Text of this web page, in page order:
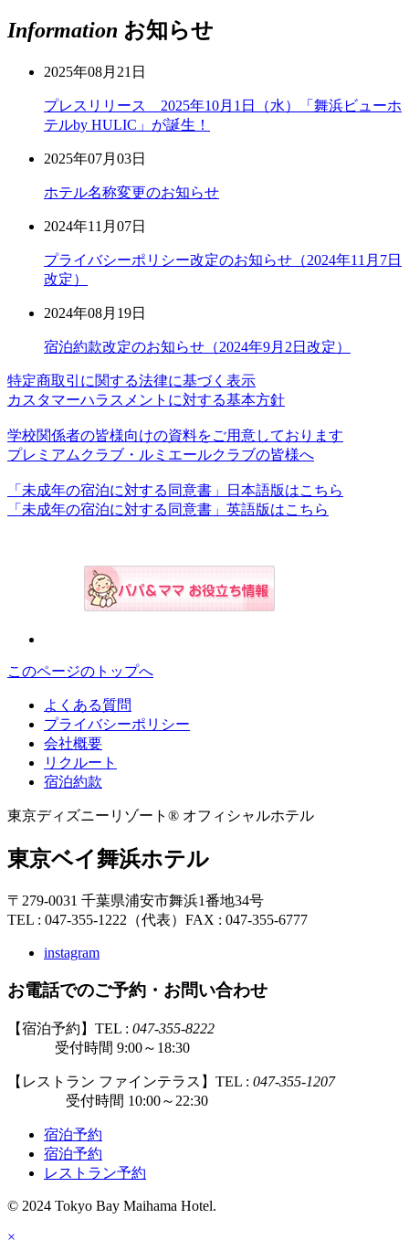
Information お知らせ
2025年08月21日
プレスリリース 2025年10月1日（水）「舞浜ビューホ
テルby HULIC」が誕生！
2025年07月03日
ホテル名称変更のお知らせ
2024年11月07日
プライバシーポリシー改定のお知らせ（2024年11月7日
改定）
2024年08月19日
宿泊約款改定のお知らせ（2024年9月2日改定）
特定商取引に関する法律に基づく表示
カスタマーハラスメントに対する基本方針
学校関係者の皆様向けの資料をご用意しております
プレミアムクラブ・ルミエールクラブの皆様へ
「未成年の宿泊に対する同意書」日本語版はこちら
「未成年の宿泊に対する同意書」英語版はこちら
このページのトップへ
よくある質問
プライバシーポリシー
会社概要
リクルート
宿泊約款
東京ディズニーリゾート® オフィシャルホテル
東京ベイ舞浜ホテル
〒279-0031 千葉県浦安市舞浜1番地34号
TEL : 047-355-1222（代表） FAX : 047-355-6777
instagram
お電話でのご予約・お問い合わせ
【宿泊予約】TEL : 047-355-8222
受付時間 9:00～18:30
【レストラン ファインテラス】TEL : 047-355-1207
受付時間 10:00～22:30
宿泊予約
宿泊予約
レストラン予約
© 2024 Tokyo Bay Maihama Hotel.
×